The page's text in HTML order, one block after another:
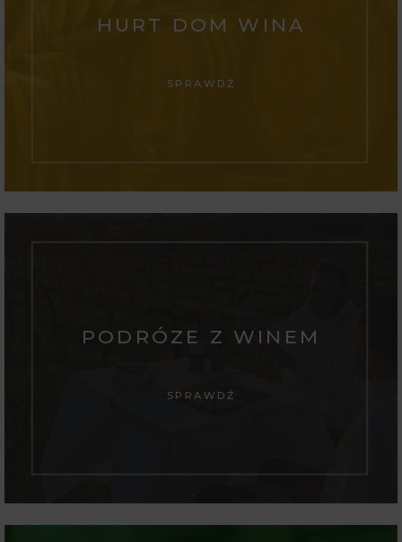
HURT DOM WINA
SPRAWDŹ
PODRÓZE Z WINEM
SPRAWDŹ